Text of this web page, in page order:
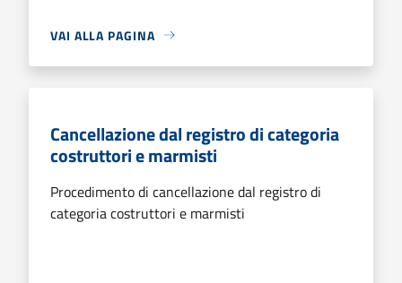
VAI ALLA PAGINA
Cancellazione dal registro di categoria
costruttori e marmisti
Procedimento di cancellazione dal registro di
categoria costruttori e marmisti